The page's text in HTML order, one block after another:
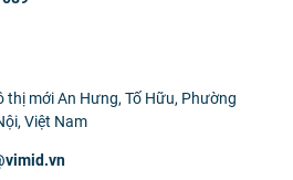
thị mới An Hưng, Tố Hữu, Phường
Việt Nam